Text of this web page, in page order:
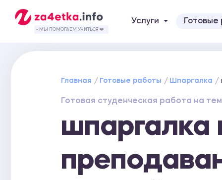
- МЫ ПОМОГАЕМ УЧИТЬСЯ ❤️
Услуги
Главная Готовые работы Шпаргалка
Готовая студенческая работа на
шпаргалка